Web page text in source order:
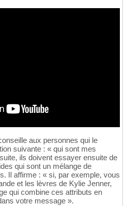
aux personnes qui le
suivante : « qui sont mes
ils doivent essayer ensuite de
qui sont un mélange de
Il affirme : « si, par exemple, vous
et les lèvres de Kylie Jenner,
qui combine ces attributs en
votre message ».